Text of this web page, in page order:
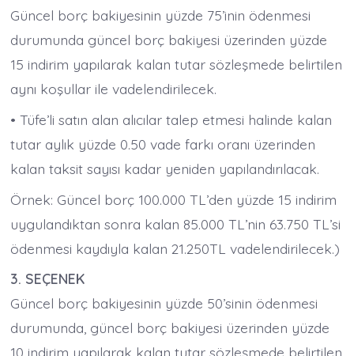
Güncel borç bakiyesinin yüzde 75’inin ödenmesi
durumunda güncel borç bakiyesi üzerinden yüzde
15 indirim yapılarak kalan tutar sözleşmede belirtilen
aynı koşullar ile vadelendirilecek.
• Tüfe’li satın alan alıcılar talep etmesi halinde kalan
tutar aylık yüzde 0.50 vade farkı oranı üzerinden
kalan taksit sayısı kadar yeniden yapılandırılacak.
Örnek: Güncel borç 100.000 TL’den yüzde 15 indirim
uygulandıktan sonra kalan 85.000 TL’nin 63.750 TL’si
ödenmesi kaydıyla kalan 21.250TL vadelendirilecek.)
3. SEÇENEK
Güncel borç bakiyesinin yüzde 50’sinin ödenmesi
durumunda, güncel borç bakiyesi üzerinden yüzde
10 indirim yapılarak kalan tutar sözleşmede belirtilen